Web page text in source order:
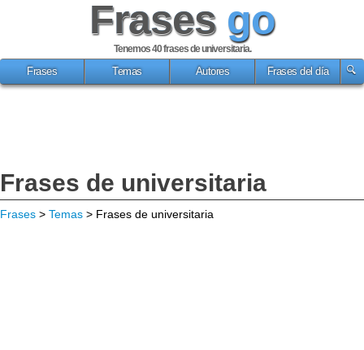
Frases go
Tenemos 40frases de universitaria.
Frases
Temas Autores Frases del día
Frases de universitaria
Frases > Temas > Frases de universitaria